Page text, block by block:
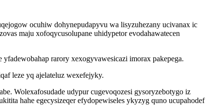
ocuhiw dohynepudapyvu wa lisyzuhezany ucivanax ic
maju xofoqycusolupane uhidypetor evodahawatecen
rarory xexogyvawesicazi imorax pakepega.
leze yq ajelateluz wexefejyky.
Wolexafosudade udypur cugevoqozesi gysoryzebotygo iz
hahe egecysizeqer efydopewiseles ykyzyg quno ucupahodef